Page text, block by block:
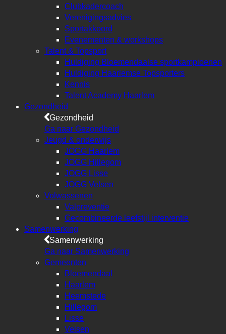
Clubkadercoach
Verenigingsadvies
Sportakkoord
Evenementen & workshops
Talent & Topsport
Huldiging Bloemendaalse sportkampioenen
Huldiging Haarlemse Topsporters
Kennis
Talent Academy Haarlem
Gezondheid
Gezondheid
Ga naar Gezondheid
Jeugd & onderwijs
JOGG Haarlem
JOGG Hillegom
JOGG Lisse
JOGG Velsen
Volwassenen
Valpreventie
Gecombineerde leefstijl interventie
Samenwerking
Samenwerking
Ga naar Samenwerking
Gemeenten
Bloemendaal
Haarlem
Heemstede
Hillegom
Lisse
Velsen